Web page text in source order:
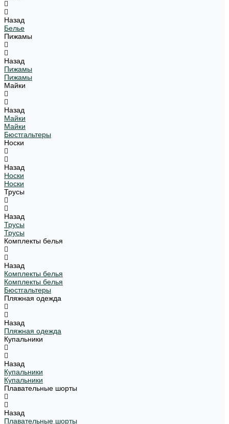
Назад
Белье
Пижамы
Назад
Пижамы
Пижамы
Майки
Назад
Майки
Майки
Бюстгальтеры
Носки
Назад
Носки
Носки
Трусы
Назад
Трусы
Трусы
Комплекты белья
Назад
Комплекты белья
Комплекты белья
Бюстгальтеры
Пляжная одежда
Назад
Пляжная одежда
Купальники
Назад
Купальники
Купальники
Плавательные шорты
Назад
Плавательные шорты